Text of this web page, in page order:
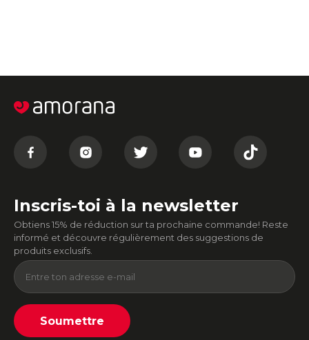
Inscris-toi à la newsletter
Obtiens 15% de réduction sur ta prochaine commande! Reste
informé et découvre régulièrement des suggestions de
produits exclusifs.
Soumettre